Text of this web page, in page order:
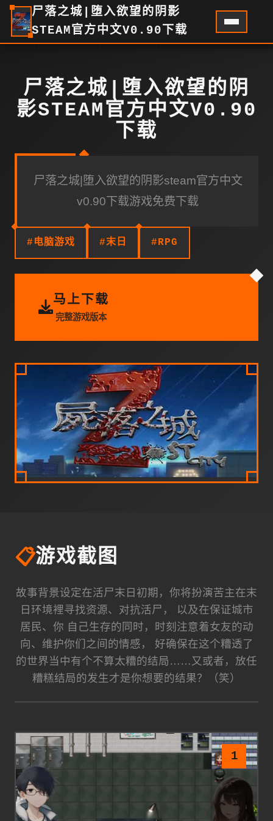
尸落之城|堕入欲望的阴影
STEAM官方中文V0.90下载
尸落之城|堕入欲望的阴
影STEAM官方中文V0.90
下载
尸落之城|堕入欲望的阴影steam官方中文
v0.90下载游戏免费下载
#电脑游戏 #末日 #RPG
马上下载
完整游戏版本
📋游戏截图
故事背景设定在活尸末日初期，你将扮演苦主在末
日环境裡寻找资源、对抗活尸， 以及在保证城市
居民、你 自己生存的同时，时刻注意着女友的动
向、维护你们之间的情感， 好确保在这个糟透了
的世界当中有个不算太糟的结局……又或者，放任
糟糕结局的发生才是你想要的结果？（笑）
1